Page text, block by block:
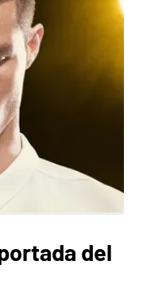
del